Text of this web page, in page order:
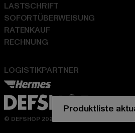
LOGISTIKPARTNER
LASTSCHRIFT
SOFORTÜBERWEISUNG
RATENKAUF
RECHNUNG
© DEFSHOP 2026. Alle Rechte vorbehalten